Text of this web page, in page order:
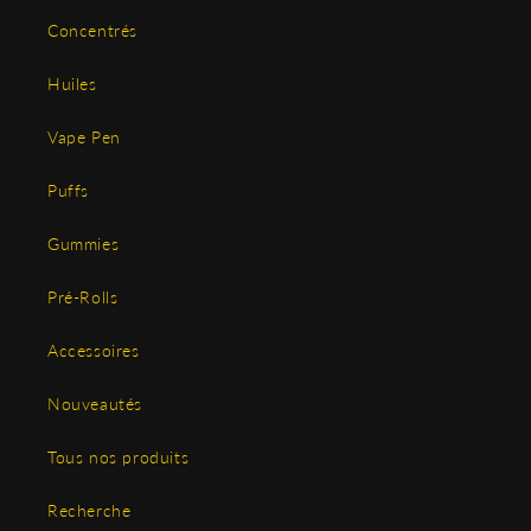
Concentrés
Huiles
Vape Pen
Puffs
Gummies
Pré-Rolls
Accessoires
Nouveautés
Tous nos produits
Recherche